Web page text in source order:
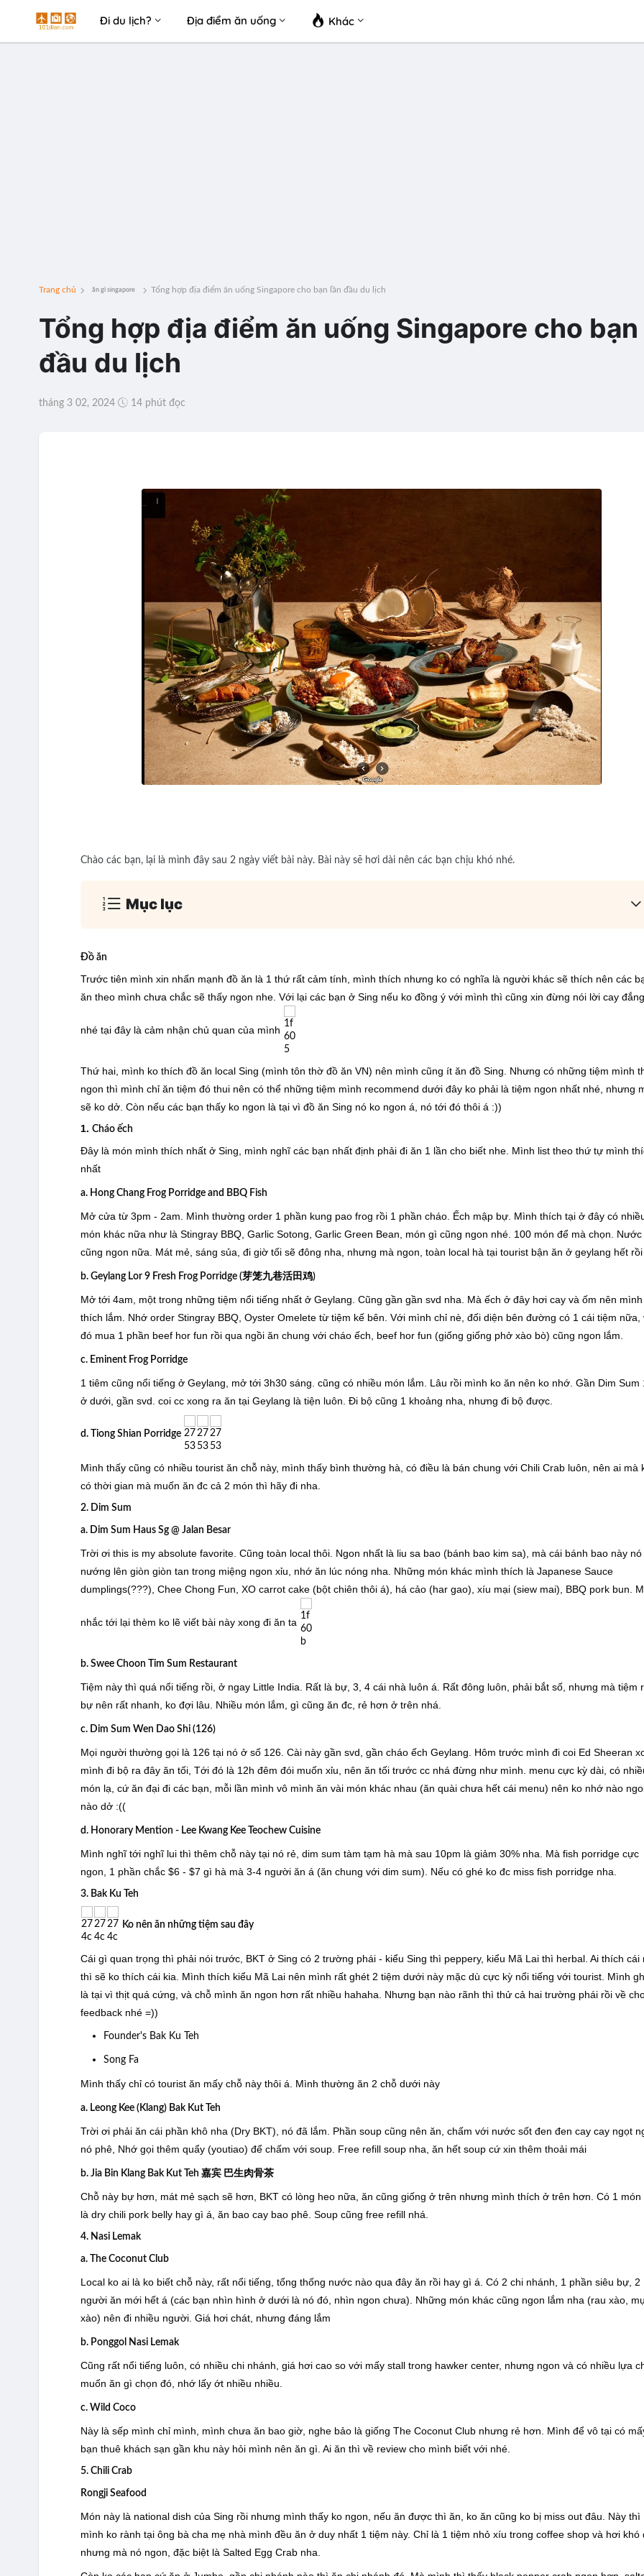
Đi du lịch? Địa điểm ăn uống Khác
Trang chủ ăn gì singapore Tổng hợp địa điểm ăn uống Singapore cho bạn lần đầu du lịch
Tổng hợp địa điểm ăn uống Singapore cho bạn
đầu du lịch
tháng 3 02, 2024 14 phút đọc
Chào các bạn, lại là mình đây sau 2 ngày viết bài này. Bài này sẽ hơi dài nên các bạn chịu khó nhé.
Mục lục
Đồ ăn
Trước tiên mình xin nhấn mạnh đồ ăn là 1 thứ rất cảm tính, mình thích nhưng ko có nghĩa là người khác sẽ thích nên các
ăn theo mình chưa chắc sẽ thấy ngon nhe. Với lại các bạn ở Sing nếu ko đồng ý với mình thì cũng xin đừng nói lời cay đắng
nhé tại đây là cảm nhận chủ quan của mình
Thứ hai, mình ko thích đồ ăn local Sing (mình tôn thờ đồ ăn VN) nên mình cũng ít ăn đồ Sing. Nhưng có những tiệm mình
ngon thì mình chỉ ăn tiệm đó thui nên có thể những tiệm mình recommend dưới đây ko phải là tiệm ngon nhất nhé, nhưng
sẽ ko dở. Còn nếu các bạn thấy ko ngon là tại vì đồ ăn Sing nó ko ngon á, nó tới đó thôi á :))
1. Cháo ếch
Đây là món mình thích nhất ở Sing, mình nghĩ các bạn nhất định phải đi ăn 1 lần cho biết nhe. Mình list theo thứ tự mình
nhất
a. Hong Chang Frog Porridge and BBQ Fish
Mở cửa từ 3pm - 2am. Mình thường order 1 phần kung pao frog rồi 1 phần cháo. Ếch mập bự. Mình thích tại ở đây có
món khác nữa như là Stingray BBQ, Garlic Sotong, Garlic Green Bean, món gì cũng ngon nhé. 100 món để mà chọn. Nước
cũng ngon nữa. Mát mẻ, sáng sủa, đi giờ tối sẽ đông nha, nhưng mà ngon, toàn local hà tại tourist bận ăn ở geylang hết rồi
b. Geylang Lor 9 Fresh Frog Porridge (芽笼九巷活田鸡)
Mở tới 4am, một trong những tiệm nổi tiếng nhất ở Geylang. Cũng gần gần svd nha. Mà ếch ở đây hơi cay và ốm nên
thích lắm. Nhớ order Stingray BBQ, Oyster Omelete từ tiệm kế bên. Với mình chỉ nè, đối diện bên đường có 1 cái tiệm nữa,
đó mua 1 phần beef hor fun rồi qua ngồi ăn chung với cháo ếch, beef hor fun (giống giống phở xào bò) cũng ngon lắm.
c. Eminent Frog Porridge
1 tiêm cũng nổi tiếng ở Geylang, mở tới 3h30 sáng. cũng có nhiều món lắm. Lâu rồi mình ko ăn nên ko nhớ. Gần Dim Sum
ở dưới, gần svd. coi cc xong ra ăn tại Geylang là tiện luôn. Đi bộ cũng 1 khoảng nha, nhưng đi bộ được.
d. Tiong Shian Porridge
Mình thấy cũng có nhiều tourist ăn chỗ này, mình thấy bình thường hà, có điều là bán chung với Chili Crab luôn, nên ai mà
có thời gian mà muốn ăn đc cả 2 món thì hãy đi nha.
2. Dim Sum
a. Dim Sum Haus Sg @ Jalan Besar
Trời ơi this is my absolute favorite. Cũng toàn local thôi. Ngon nhất là liu sa bao (bánh bao kim sa), mà cái bánh bao này nó
nướng lên giòn giòn tan trong miệng ngon xỉu, nhớ ăn lúc nóng nha. Những món khác mình thích là Japanese Sauce
dumplings(???), Chee Chong Fun, XO carrot cake (bột chiên thôi á), há cảo (har gao), xíu mại (siew mai), BBQ pork bun.
nhắc tới lại thèm ko lẽ viết bài này xong đi ăn ta
b. Swee Choon Tim Sum Restaurant
Tiệm này thì quá nổi tiếng rồi, ở ngay Little India. Rất là bự, 3, 4 cái nhà luôn á. Rất đông luôn, phải bắt số, nhưng mà tiệm
bự nên rất nhanh, ko đợi lâu. Nhiều món lắm, gì cũng ăn đc, rẻ hơn ở trên nhá.
c. Dim Sum Wen Dao Shi (126)
Mọi người thường gọi là 126 tại nó ở số 126. Cài này gần svd, gần cháo ếch Geylang. Hôm trước mình đi coi Ed Sheeran
mình đi bộ ra đây ăn tối, Tới đó là 12h đêm đói muốn xỉu, nên ăn tối trước cc nhá đừng như mình. menu cực kỳ dài, có
món lạ, cứ ăn đại đi các bạn, mỗi lần mình vô mình ăn vài món khác nhau (ăn quài chưa hết cái menu) nên ko nhớ nào
nào dở :((
d. Honorary Mention - Lee Kwang Kee Teochew Cuisine
Mình nghĩ tới nghĩ lui thì thêm chỗ này tại nó rẻ, dim sum tàm tạm hà mà sau 10pm là giảm 30% nha. Mà fish porridge cực
ngon, 1 phần chắc $6 - $7 gì hà mà 3-4 người ăn á (ăn chung với dim sum). Nếu có ghé ko đc miss fish porridge nha.
3. Bak Ku Teh
Ko nên ăn những tiệm sau đây
Cái gì quan trọng thì phải nói trước, BKT ở Sing có 2 trường phái - kiểu Sing thì peppery, kiểu Mã Lai thì herbal. Ai thích cái
thì sẽ ko thích cái kia. Mình thích kiểu Mã Lai nên mình rất ghét 2 tiệm dưới này mặc dù cực kỳ nổi tiếng với tourist. Mình
là tại vì thịt quá cứng, và chỗ mình ăn ngon hơn rất nhiều hahaha. Nhưng bạn nào rãnh thì thử cả hai trường phái rồi về
feedback nhé =))
Founder's Bak Ku Teh
Song Fa
Mình thấy chỉ có tourist ăn mấy chỗ này thôi á. Mình thường ăn 2 chỗ dưới này
a. Leong Kee (Klang) Bak Kut Teh
Trời ơi phải ăn cái phần khô nha (Dry BKT), nó đã lắm. Phần soup cũng nên ăn, chấm với nước sốt đen đen cay cay ngọt
nó phê, Nhớ gọi thêm quẩy (youtiao) để chấm với soup. Free refill soup nha, ăn hết soup cứ xin thêm thoải mái
b. Jia Bin Klang Bak Kut Teh 嘉宾 巴生肉骨茶
Chỗ này bự hơn, mát mẻ sạch sẽ hơn, BKT có lòng heo nữa, ăn cũng giống ở trên nhưng mình thích ở trên hơn. Có 1 món
là dry chili pork belly hay gì á, ăn bao cay bao phê. Soup cũng free refill nhá.
4. Nasi Lemak
a. The Coconut Club
Local ko ai là ko biết chỗ này, rất nổi tiếng, tổng thống nước nào qua đây ăn rồi hay gì á. Có 2 chi nhánh, 1 phần siêu bự, 2
người ăn mới hết á (các bạn nhìn hình ở dưới là nó đó, nhìn ngon chưa). Những món khác cũng ngon lắm nha (rau xào,
xào) nên đi nhiều người. Giá hơi chát, nhưng đáng lắm
b. Ponggol Nasi Lemak
Cũng rất nổi tiếng luôn, có nhiều chi nhánh, giá hơi cao so với mấy stall trong hawker center, nhưng ngon và có nhiều lựa
muốn ăn gì chọn đó, nhớ lấy ớt nhiều nhiều.
c. Wild Coco
Này là sếp mình chỉ mình, mình chưa ăn bao giờ, nghe bảo là giống The Coconut Club nhưng rẻ hơn. Mình để vô tại có
bạn thuê khách sạn gần khu này hỏi mình nên ăn gì. Ai ăn thì về review cho mình biết với nhé.
5. Chili Crab
Rongji Seafood
Món này là national dish của Sing rồi nhưng mình thấy ko ngon, nếu ăn được thì ăn, ko ăn cũng ko bị miss out đâu. Này thì
mình ko rành tại ông bà cha mẹ nhà mình đều ăn ở duy nhất 1 tiệm này. Chỉ là 1 tiệm nhỏ xíu trong coffee shop và hơi khó
nhưng mà nó ngon, đặc biệt là Salted Egg Crab nha.